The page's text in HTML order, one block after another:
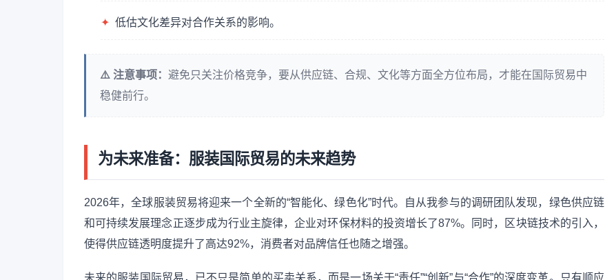
✦ 低估文化差异对合作关系的影响。
⚠️ 注意事项： 避免只关注价格竞争，要从供应链、合规、文化等方面全方位布局，才能在国际贸易中
稳健前行。
为未来准备：服装国际贸易的未来趋势
2026年，全球服装贸易将迎来一个全新的“智能化、绿色化”时代。自从我参与的调研团队发现，绿色供应链
和可持续发展理念正逐步成为行业主旋律，企业对环保材料的投资增长了87%。同时，区块链技术的引入，
使得供应链透明度提升了高达92%，消费者对品牌信任也随之增强。